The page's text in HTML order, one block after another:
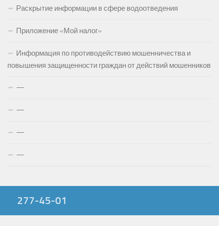
Раскрытие информации в сфере водоотведения
Приложение «Мой налог»
Информация по противодействию мошенничества и
повышения защищенности граждан от действий мошенников
—
—
—
—
277-45-01